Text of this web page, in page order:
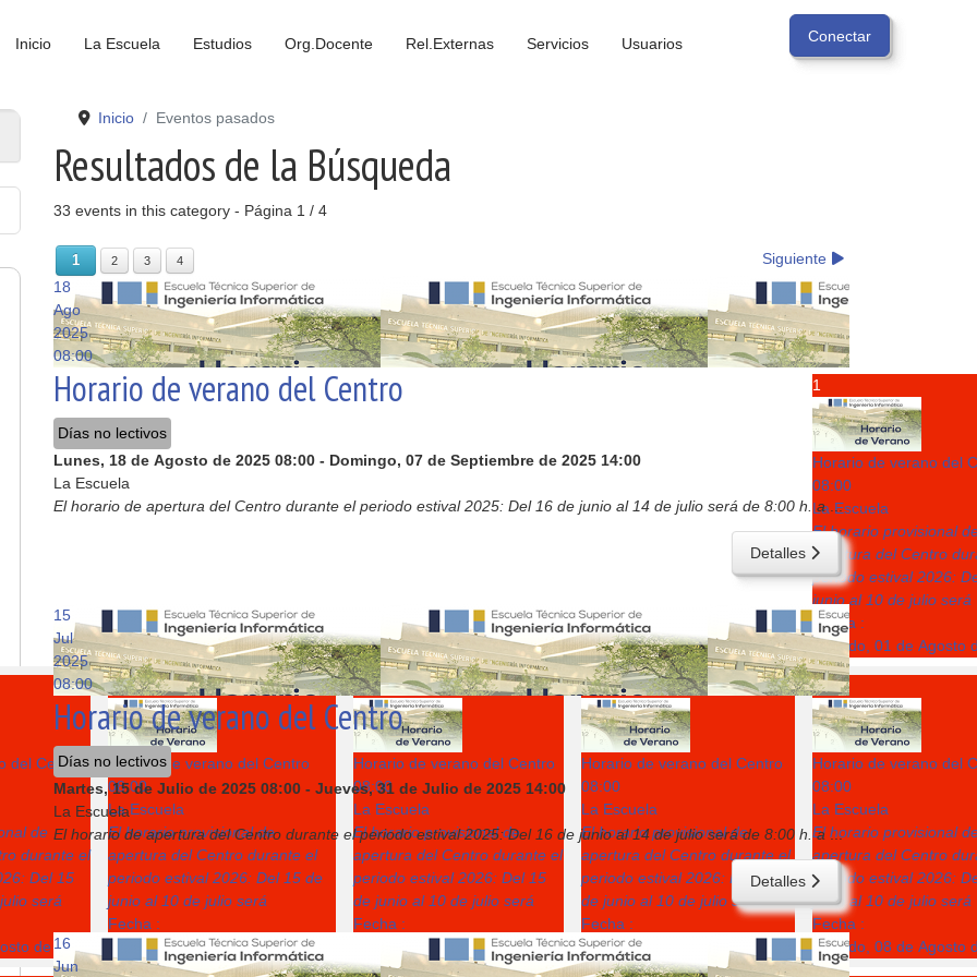
Inicio La Escuela Estudios Org.Docente Rel.Externas Servicios Usuarios
Mié Jue Vie Sáb
1
Horario de verano del
08:00
La Escuela
El horario provisional
apertura del Centro
periodo estival 2026:
junio al 10 de julio será
Fecha :
Sábado, 01 de Agosto
del Centro
de
durante el
Del 15
será
de 2026
5
Horario de verano del Centro
08:00
La Escuela
El horario provisional de
apertura del Centro durante el
periodo estival 2026: Del 15 de
junio al 10 de julio será
Fecha :
Miércoles, 05 de Agosto de 2026
6
Horario de verano del Centro
08:00
La Escuela
El horario provisional de
apertura del Centro durante el
periodo estival 2026: Del 15
de junio al 10 de julio será
Fecha :
Jueves, 06 de Agosto de 2026
7
Horario de verano del Centro
08:00
La Escuela
El horario provisional de
apertura del Centro durante el
periodo estival 2026: Del 15
de junio al 10 de julio será
Fecha :
Viernes, 07 de Agosto de 2026
8
Horario de verano del
08:00
La Escuela
El horario provisional
apertura del Centro
periodo estival 2026:
junio al 10 de julio será
Fecha :
Sábado, 08 de Agosto
Inicio Eventos pasados
Resultados de la Búsqueda
33 events in this category - Página 1 / 4
1 2 3 4
Siguiente
18
Ago
2025
08:00
Horario de verano del Centro
Días no lectivos
Lunes, 18 de Agosto de 2025 08:00 - Domingo, 07 de Septiembre de 2025 14:00
La Escuela
El horario de apertura del Centro durante el periodo estival 2025: Del 16 de junio al 14 de julio será de 8:00 h. a...
Detalles
15
Jul
2025
08:00
Horario de verano del Centro
Días no lectivos
Martes, 15 de Julio de 2025 08:00 - Jueves, 31 de Julio de 2025 14:00
La Escuela
El horario de apertura del Centro durante el periodo estival 2025: Del 16 de junio al 14 de julio será de 8:00 h. a ...
Detalles
16
Jun